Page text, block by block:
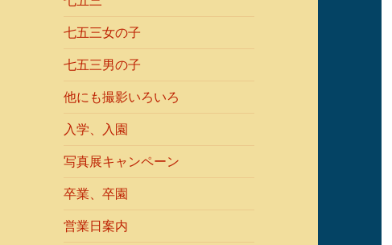
七五三女の子
七五三男の子
他にも撮影いろいろ
入学、入園
写真展キャンペーン
卒業、卒園
営業日案内